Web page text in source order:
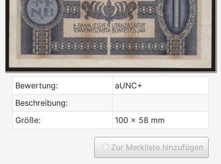
Bewertung:
aUNC+
Beschreibung:
Größe:
100 x 58 mm
Zur Merkliste hinzufügen